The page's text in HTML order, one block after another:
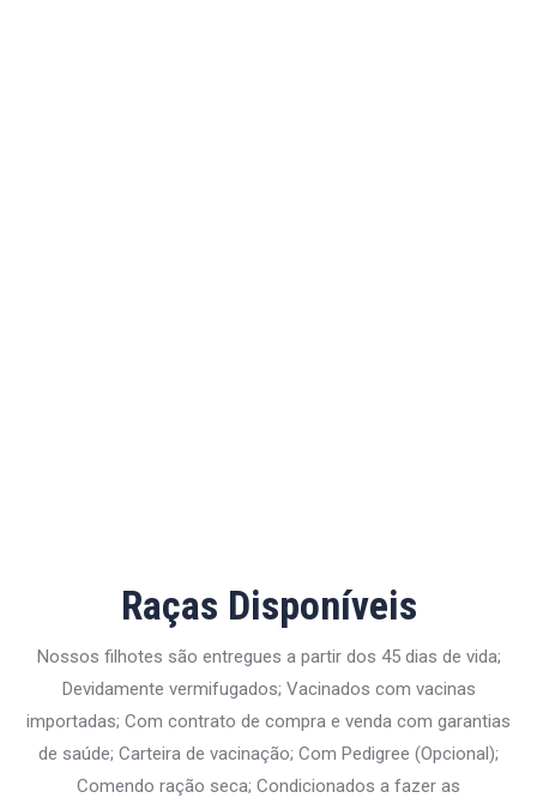
Raças Disponíveis
Nossos filhotes são entregues a partir dos 45 dias de vida;
Devidamente vermifugados; Vacinados com vacinas
importadas; Com contrato de compra e venda com garantias
de saúde; Carteira de vacinação; Com Pedigree (Opcional);
Comendo ração seca; Condicionados a fazer as